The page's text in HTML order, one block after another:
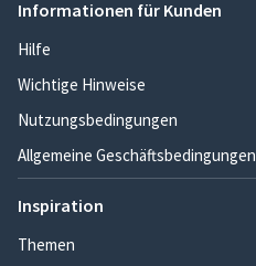
Informationen für Kunden
Hilfe
Wichtige Hinweise
Nutzungsbedingungen
Allgemeine Geschäftsbedingungen
Inspiration
Themen